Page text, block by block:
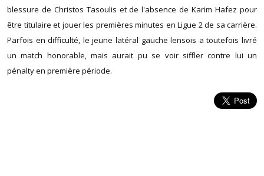
blessure de Christos Tasoulis et de l'absence de Karim Hafez pour
être titulaire et jouer les premières minutes en Ligue 2 de sa carrière.
Parfois en difficulté, le jeune latéral gauche lensois a toutefois livré
un match honorable, mais aurait pu se voir siffler contre lui un
pénalty en première période.